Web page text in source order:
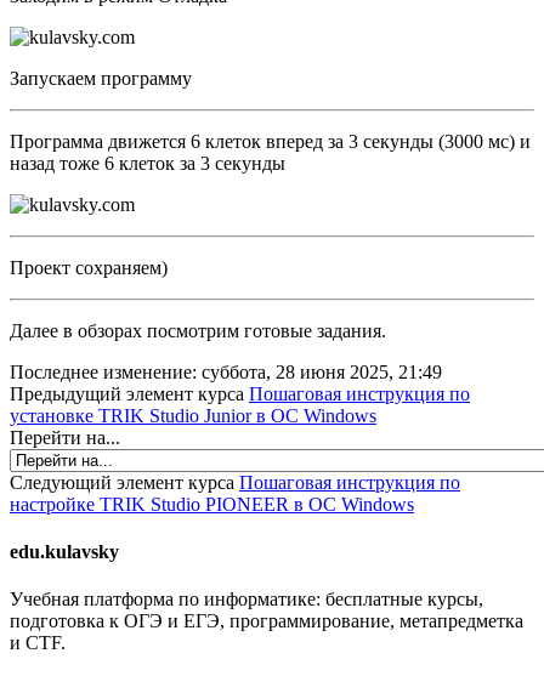
Запускаем программу
Программа движется 6 клеток вперед за 3 секунды (3000 мс) и
назад тоже 6 клеток за 3 секунды
Проект сохраняем)
Далее в обзорах посмотрим готовые задания.
Последнее изменение: суббота, 28 июня 2025, 21:49
Предыдущий элемент курса Пошаговая инструкция по
установке TRIK Studio Junior в ОС Windows
Перейти на...
Следующий элемент курса Пошаговая инструкция по
настройке TRIK Studio PIONEER в ОС Windows
edu.kulavsky
Учебная платформа по информатике: бесплатные курсы,
подготовка к ОГЭ и ЕГЭ, программирование, метапредметка
и CTF.